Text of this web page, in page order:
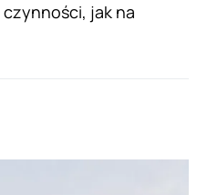
jak na